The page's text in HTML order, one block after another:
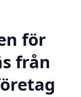
för
från